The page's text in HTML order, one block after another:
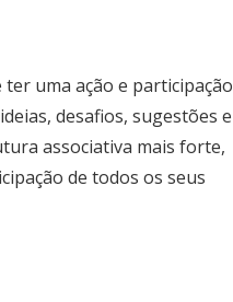
ter uma ação e participação
desafios, sugestões e
associativa mais forte,
de todos os seus